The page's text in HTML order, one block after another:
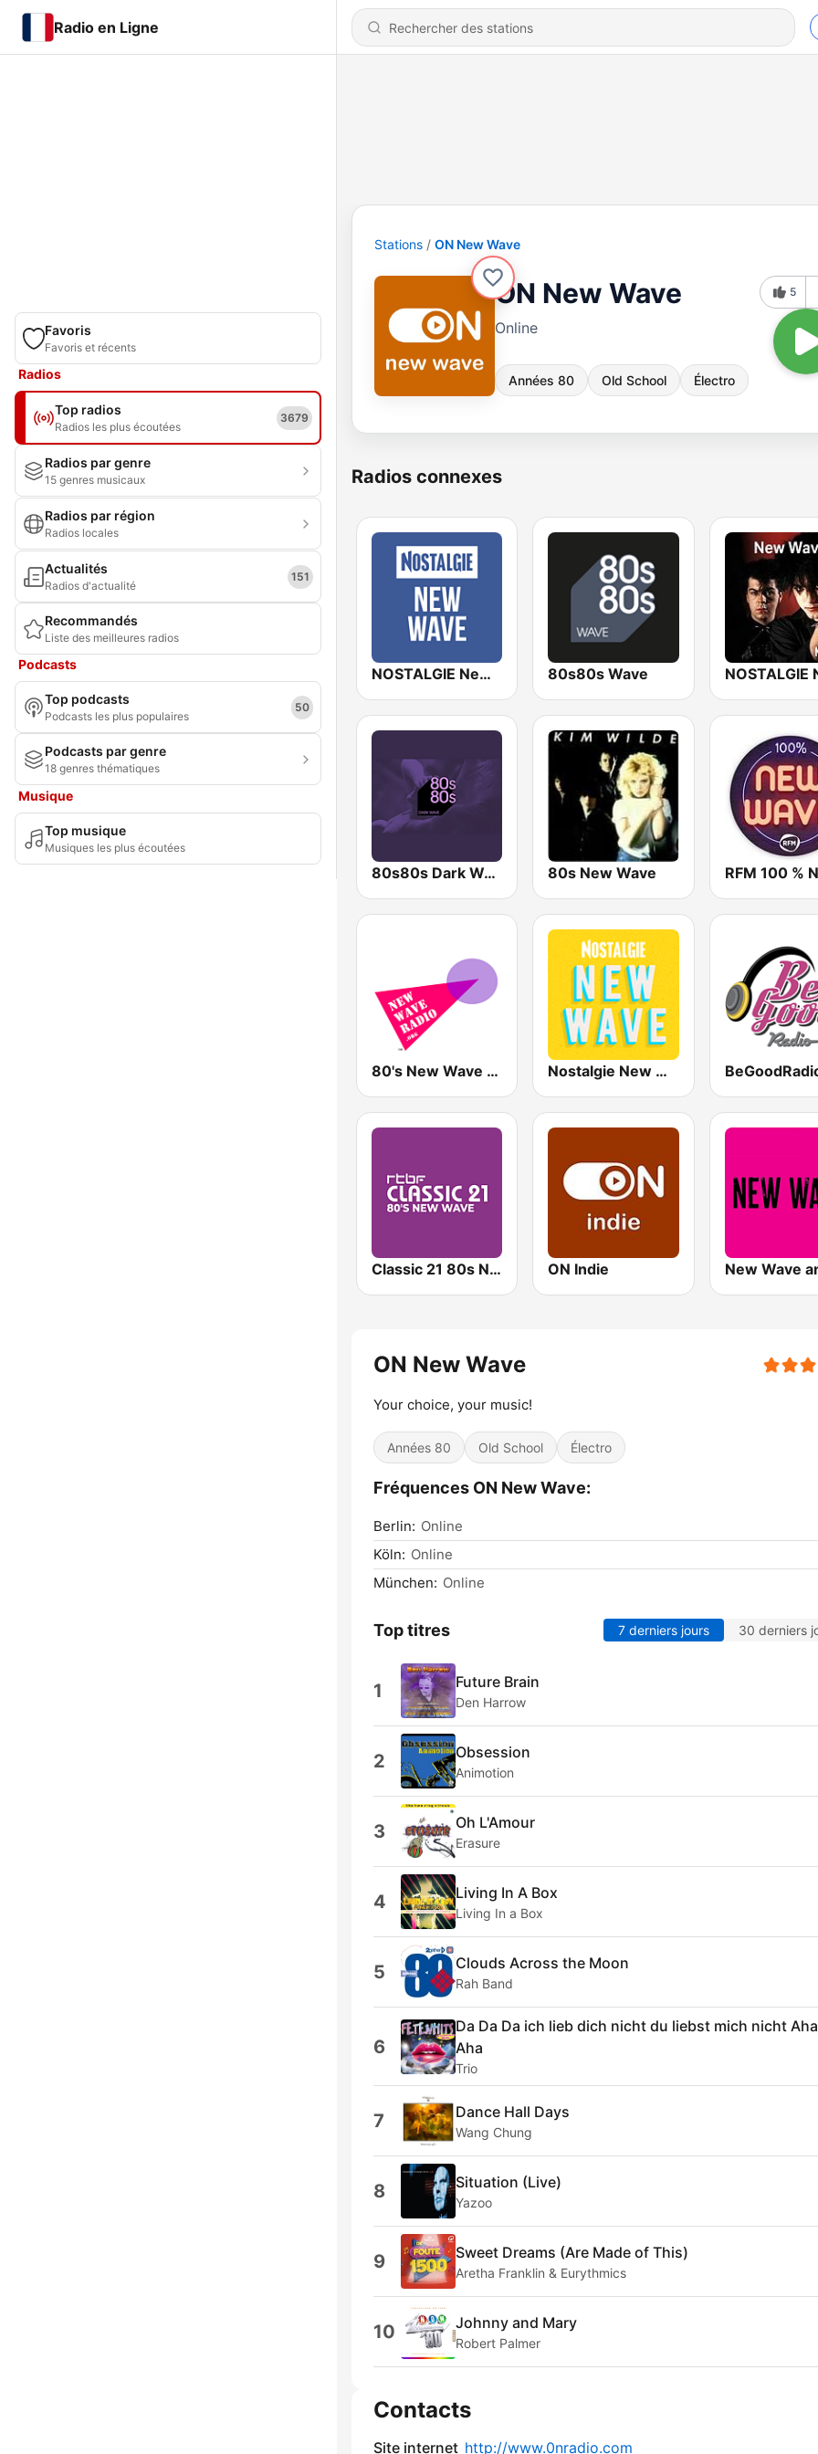
Radio en Ligne
Favoris
Favoris et récents
Radios
Top radios
Radios les plus écoutées
3679
Radios par genre
15 genres musicaux
Radios par région
Radios locales
Actualités
Radios d'actualité
151
Recommandés
Liste des meilleures radios
Podcasts
Top podcasts
Podcasts les plus populaires
50
Podcasts par genre
18 genres thématiques
Musique
Top musique
Musiques les plus écoutées
Stations ON New Wave
ON New Wave
Online
Années 80 Old School Électro
5
Radios connexes
NOSTALGIE New Wave 80s80s Wave
80s80s Dark Wave 80s New Wave
80's New Wave Radio - NewWaveRadio.org Nostalgie New Wave
Classic 21 80s New Wave (RTBF) ON Indie
ON New Wave
Your choice, your music!
Années 80 Old School Électro
Fréquences ON New Wave:
Berlin: Online
Köln: Online
München: Online
Top titres 7 derniers jours 30 derniers
1 Future Brain
Den Harrow
2 Obsession
Animotion
3 Oh L'Amour
Erasure
4 Living In A Box
Living In a Box
5 Clouds Across the Moon
Rah Band
6
Da Da Da ich lieb dich nicht du liebst mich nicht
Aha
Trio
7 Dance Hall Days
Wang Chung
8 Situation (Live)
Yazoo
9 Sweet Dreams (Are Made of This)
Aretha Franklin & Eurythmics
10 Johnny and Mary
Robert Palmer
Contacts
Site internet http://www.0nradio.com